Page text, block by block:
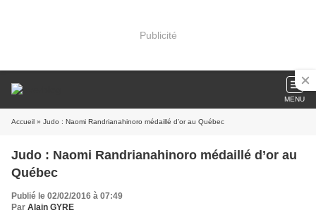
Publicité
MENU
Accueil » Judo : Naomi Randrianahinoro médaillé d’or au Québec
Judo : Naomi Randrianahinoro médaillé d’or au
Québec
Publié le 02/02/2016 à 07:49
Par Alain GYRE